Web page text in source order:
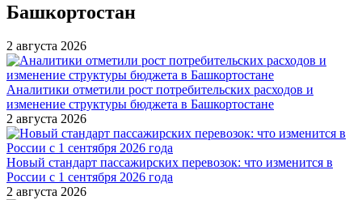
Башкортостан
2 августа 2026
Аналитики отметили рост потребительских расходов и
изменение структуры бюджета в Башкортостане
2 августа 2026
Новый стандарт пассажирских перевозок: что изменится в
России с 1 сентября 2026 года
2 августа 2026